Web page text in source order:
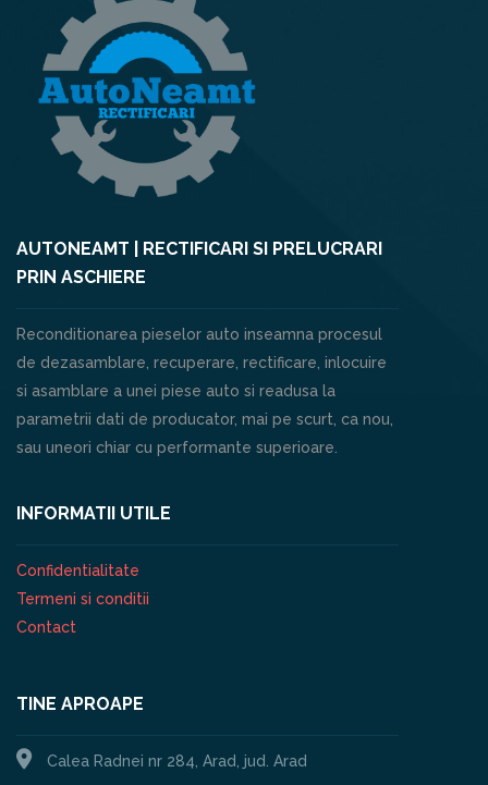
AUTONEAMT | RECTIFICARI SI PRELUCRARI
PRIN ASCHIERE
Reconditionarea pieselor auto inseamna procesul
de dezasamblare, recuperare, rectificare, inlocuire
si asamblare a unei piese auto si readusa la
parametrii dati de producator, mai pe scurt, ca nou,
sau uneori chiar cu performante superioare.
INFORMATII UTILE
Confidentialitate
Termeni si conditii
Contact
TINE APROAPE
Calea Radnei nr 284, Arad, jud. Arad